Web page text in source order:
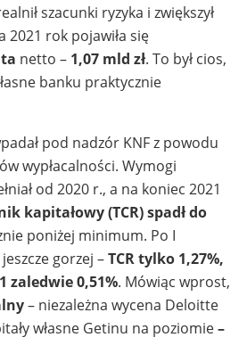
szacunki ryzyka i zwiększył
2021 rok pojawiła się
netto – 1,07 mld zł. To był cios,
banku praktycznie
pod nadzór KNF z powodu
wypłacalności. Wymogi
od 2020 r., a na koniec 2021
kapitałowy (TCR) spadł do
poniżej minimum. Po I
gorzej –TCR tylko 1,27%,
zaledwie 0,51%. Mówiąc wprost,
– niezależna wycena Deloitte
własne Getinu na poziomie–